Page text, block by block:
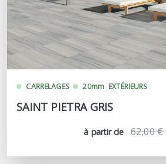
CARRELAGES 20mm EXTÉRIEURS
SAINT PIETRA GRIS
à partir de 62,00 €